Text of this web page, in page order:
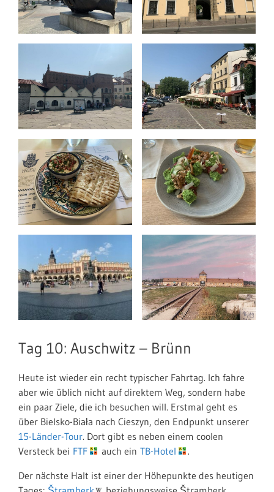
Tag 10: Auschwitz – Brünn
Heute ist wieder ein recht typischer Fahrtag. Ich fahre
aber wie üblich nicht auf direktem Weg, sondern habe
ein paar Ziele, die ich besuchen will. Erstmal geht es
über Bielsko-Biała nach Cieszyn, den Endpunkt unserer
15-Länder-Tour. Dort gibt es neben einem coolen
Versteck bei FTF auch ein TB-Hotel
.
Der nächste Halt ist einer der Höhepunkte des heutigen